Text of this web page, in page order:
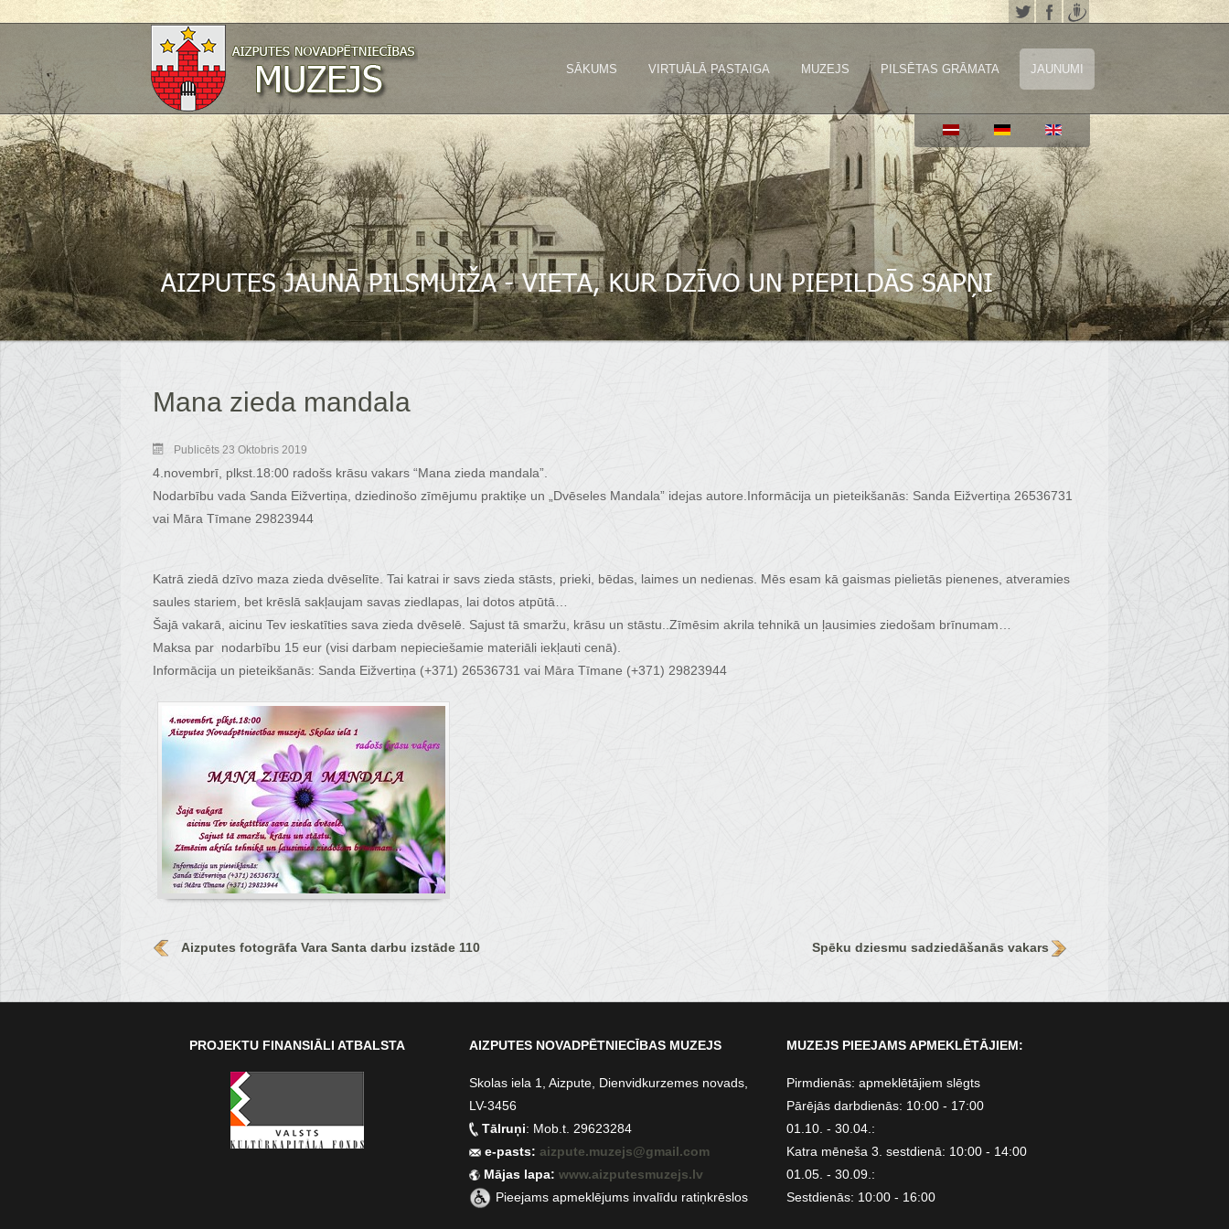
SĀKUMS VIRTUĀLĀ PASTAIGA MUZEJS PILSĒTAS GRĀMATA JAUNUMI
Mana zieda mandala
Publicēts 23 Oktobris 2019
4.novembrī, plkst.18:00 radošs krāsu vakars “Mana zieda mandala”.
Nodarbību vada Sanda Eižvertiņa, dziedinošo zīmējumu praktiķe un „Dvēseles Mandala” idejas autore.Informācija un pieteikšanās: Sanda Eižvertiņa 26536731
vai Māra Tīmane 29823944
Katrā ziedā dzīvo maza zieda dvēselīte. Tai katrai ir savs zieda stāsts, prieki, bēdas, laimes un nedienas. Mēs esam kā gaismas pielietās pienenes, atveramies
saules stariem, bet krēslā sakļaujam savas ziedlapas, lai dotos atpūtā…
Šajā vakarā, aicinu Tev ieskatīties sava zieda dvēselē. Sajust tā smaržu, krāsu un stāstu..Zīmēsim akrila tehnikā un ļausimies ziedošam brīnumam…
Maksa par nodarbību 15 eur (visi darbam nepieciešamie materiāli iekļauti cenā).
Informācija un pieteikšanās: Sanda Eižvertiņa (+371) 26536731 vai Māra Tīmane (+371) 29823944
Aizputes fotogrāfa Vara Santa darbu izstāde 110 Spēku dziesmu sadziedāšanās vakars
PROJEKTU FINANSIĀLI ATBALSTA AIZPUTES NOVADPĒTNIECĪBAS MUZEJS
Skolas iela 1, Aizpute, Dienvidkurzemes novads,
LV-3456
Tālruņi: Mob.t. 29623284
e-pasts:aizpute.muzejs@gmail.com
Mājas lapa:www.aizputesmuzejs.lv
Pieejams apmeklējums invalīdu ratiņkrēslos
MUZEJS PIEEJAMS APMEKLĒTĀJIEM:
Pirmdienās: apmeklētājiem slēgts
Pārējās darbdienās: 10:00 - 17:00
01.10. - 30.04.:
Katra mēneša 3. sestdienā: 10:00 - 14:00
01.05. - 30.09.:
Sestdienās: 10:00 - 16:00